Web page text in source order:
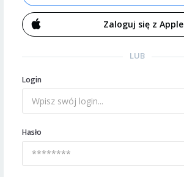
Zaloguj się z Apple
LUB
Login
Hasło